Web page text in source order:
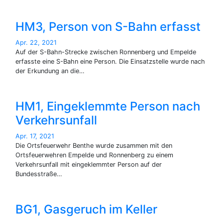
HM3, Person von S-Bahn erfasst
Apr. 22, 2021
Auf der S-Bahn-Strecke zwischen Ronnenberg und Empelde
erfasste eine S-Bahn eine Person. Die Einsatzstelle wurde nach
der Erkundung an die…
HM1, Eingeklemmte Person nach
Verkehrsunfall
Apr. 17, 2021
Die Ortsfeuerwehr Benthe wurde zusammen mit den
Ortsfeuerwehren Empelde und Ronnenberg zu einem
Verkehrsunfall mit eingeklemmter Person auf der
Bundesstraße…
BG1, Gasgeruch im Keller